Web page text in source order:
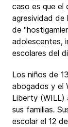
caso es que el
agresividad de
de
adolescentes,
escolares del
Los niños de
abogados y el
Liberty (WILL)
sus familias.
escolar el 12